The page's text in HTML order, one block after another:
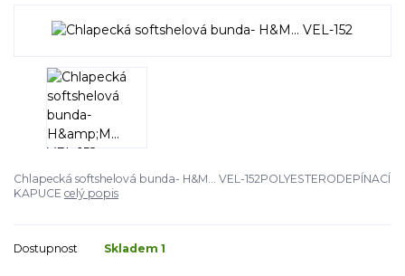
Chlapecká softshelová bunda- H&M... VEL-152POLYESTERODEPÍNACÍ
KAPUCE celý popis
Dostupnost Skladem 1